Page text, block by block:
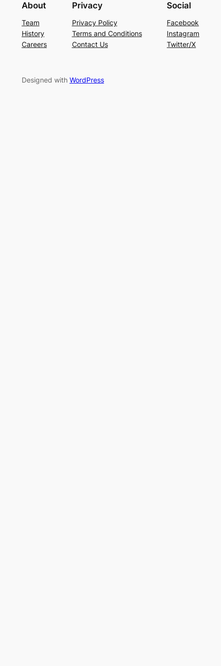
About
Team
History
Careers
Privacy
Privacy Policy
Terms and Conditions
Contact Us
Social
Facebook
Instagram
Twitter/X
Designed with WordPress